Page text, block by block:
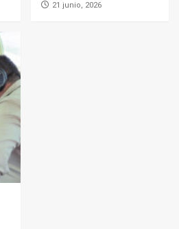
21 junio, 2026